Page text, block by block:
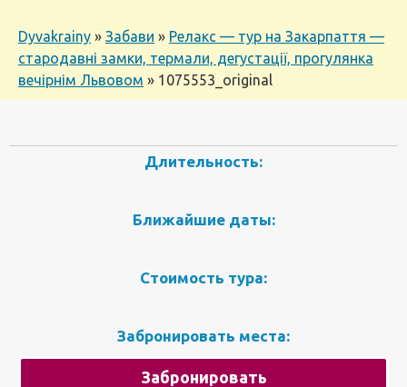
Dyvakrainy » Забави » Релакс — тур на Закарпаття —
стародавні замки, термали, дегустації, прогулянка
вечірнім Львовом » 1075553_original
Длительность:
Ближайшие даты:
Стоимость тура:
Забронировать места:
Забронировать